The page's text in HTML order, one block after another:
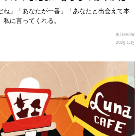
ね」「あなたが一番」「あなたと出会えて本
に言ってくれる。
INTERVIEW
2025.1.15